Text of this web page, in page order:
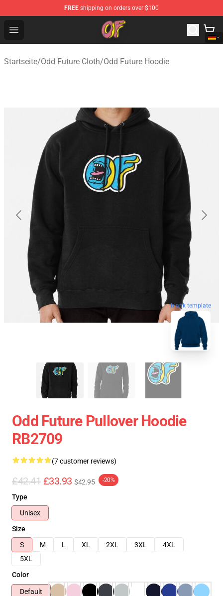
FREE shipping on orders over $100
Open menu
Odd Future Shop - Official Odd Future Merchandise Store
Startseite/Odd Future Cloth/Odd Future Hoodie
blank template
Odd Future Pullover Hoodie
RB2709
(7 customer reviews)
£42.41 £33.93 $42.95 -20%
Type
Unisex
Size
S
M L XL 2XL 3XL
4XL
5XL
Color
Default